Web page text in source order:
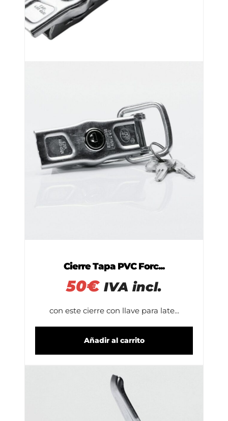
Cierre Tapa PVC Forc...
50€ IVA incl.
con este cierre con llave para late...
Añadir al carrito